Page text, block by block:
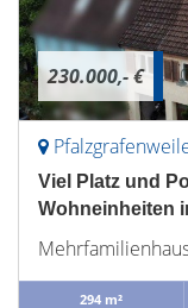
230.000,- €
Viel Platz und
Wohneinheiten
294 m²